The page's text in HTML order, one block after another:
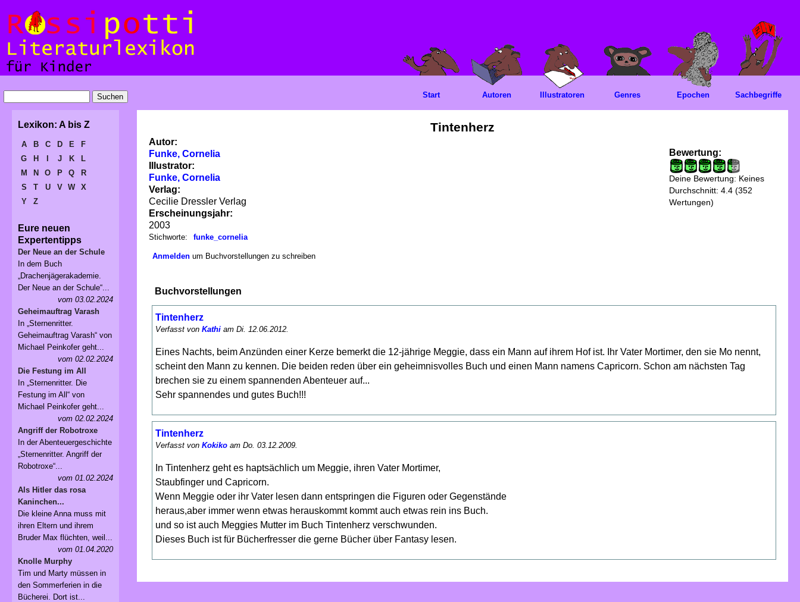
Tintenherz
Autor:
Funke, Cornelia
Illustrator:
Funke, Cornelia
Verlag:
Cecilie Dressler Verlag
Erscheinungsjahr:
2003
Bewertung:
Deine Bewertung: Keines
Durchschnitt: 4.4 (352
Wertungen)
Stichworte: funke_cornelia
Anmelden um Buchvorstellungen zu schreiben
Buchvorstellungen
Tintenherz
Verfasst von Kathi am Di. 12.06.2012.
Eines Nachts, beim Anzünden einer Kerze bemerkt die 12-jährige Meggie, dass ein Mann auf ihrem Hof ist. Ihr Vater Mortimer, den sie Mo nennt,
scheint den Mann zu kennen. Die beiden reden über ein geheimnisvolles Buch und einen Mann namens Capricorn. Schon am nächsten Tag
brechen sie zu einem spannenden Abenteuer auf...
Sehr spannendes und gutes Buch!!!
Tintenherz
Verfasst von Kokiko am Do. 03.12.2009.
In Tintenherz geht es haptsächlich um Meggie, ihren Vater Mortimer,
Staubfinger und Capricorn.
Wenn Meggie oder ihr Vater lesen dann entspringen die Figuren oder Gegenstände
heraus,aber immer wenn etwas herauskommt kommt auch etwas rein ins Buch.
und so ist auch Meggies Mutter im Buch Tintenherz verschwunden.
Dieses Buch ist für Bücherfresser die gerne Bücher über Fantasy lesen.
Start Autoren Illustratoren Genres Epochen Sachbegriffe
Lexikon: A bis Z
A B C D E
F
G
H J K
L
M
N O P Q
R
S
T U V W
X
Y
Z
Eure neuen
Expertentipps
Der Neue an der Schule
In dem Buch
„Drachenjägerakademie.
Der Neue an der Schule“...
vom 03.02.2024
Geheimauftrag Varash
In „Sternenritter.
Geheimauftrag Varash“ von
Michael Peinkofer geht...
vom 02.02.2024
Die Festung im All
In „Sternenritter. Die
Festung im All“ von
Michael Peinkofer geht...
vom 02.02.2024
Angriff der Robotroxe
In der Abenteuergeschichte
„Sternenritter. Angriff der
Robotroxe“...
vom 01.02.2024
Als Hitler das rosa
Kaninchen...
Die kleine Anna muss mit
ihren Eltern und ihrem
Bruder Max flüchten, weil...
vom 01.04.2020
Knolle Murphy
Tim und Marty müssen in
den Sommerferien in die
Bücherei. Dort ist...